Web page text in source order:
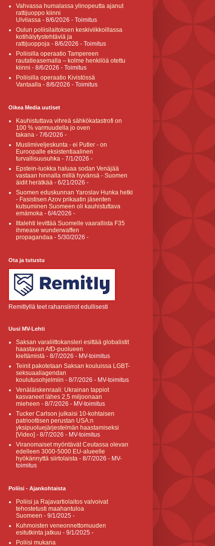
Vahvassa humalassa ylinopeutta ajanut
rattijuoppo kiinni
Ulvilassa - 8/6/2026 - Toimitus
Oulun poliisilaitoksen keskiviikkoillassa
kotihälytystehtäviä ja
rattijuoppoja - 8/6/2026 - Toimitus
Poliisilla operaatio Tampereen
rautatieasemalla – kolme henkilöä otettu
kiinni - 8/6/2026 - Toimitus
Poliisilla operaatio Kivistössä
Vantaalla - 8/6/2026 - Toimitus
Oikea Media uutiset
Kauhistuttava vihreä sähkökatastrofi on
100 % varmuudella jo oven
takana - 7/6/2026 -
Muslimiveljeskunta - ei Putler - on
Euroopalle eksistentiaalinen
turvallisuusuhka - 7/1/2026 -
Epstein-luokka haluaa sodan Venäjää
vastaan hinnalla millä hyvänsä - Suomen
äidit herätkää - 6/21/2026 -
Suomen eduskunnan Yaroslav Hunka hetki
- Fasistisen Azov prikaatin jäsenten
kutsuminen Suomeen oli kauhistuttava
emämoka - 6/4/2026 -
Iltalehti levittää Suomelle vaarallista F35
ihmease wunderwaffen
propagandaa - 5/30/2026 -
Ota ja tutustu
Remitlyllä teet rahansiirrot edullisesti
Uusi MV-Lehti
Saksan varaliittokansleri esittää globalistit
haastavan AfD-puolueen
kieltämistä - 8/7/2026 - MV-toimitus
Teinit pakotetaan Saksan kouluissa LGBT-
seksuaaliagendan
koulutusohjelmiin - 8/7/2026 - MV-toimitus
Venäläiskenraali: Ukrainan tappiot
kasvaneet lähes 2,5 miljoonaan
mieheen - 8/7/2026 - MV-toimitus
Tucker Carlson julkaisi 10-kohtaisen
patrioottisen perustan USA:n
yksipuoluejärjestelmän haastamiseksi
[Video] - 8/7/2026 - MV-toimitus
Viranomaiset myöntävät Ceutassa olevan
edelleen 3000-5000 EU-alueelle
hyökännyttä siirtolaista - 8/7/2026 - MV-
toimitus
Poliisi - Ajankohtaista
Poliisi ja Rajavartiolaitos valvoivat
tehostetusti maahantuloa
Suomeen - 9/1/2025 -
Kuhmoisten veneonnettomuuden
esitutkinta jatkuu - 9/1/2025 -
Poliisi mukana